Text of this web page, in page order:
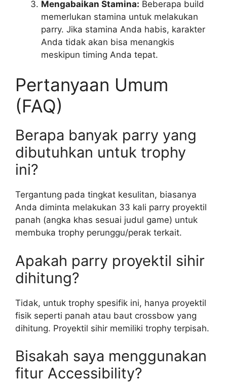
Mengabaikan Stamina: Beberapa build
memerlukan stamina untuk melakukan
parry. Jika stamina Anda habis, karakter
Anda tidak akan bisa menangkis
meskipun timing Anda tepat.
Pertanyaan Umum
(FAQ)
Berapa banyak parry yang
dibutuhkan untuk trophy
ini?
Tergantung pada tingkat kesulitan, biasanya
Anda diminta melakukan 33 kali parry proyektil
panah (angka khas sesuai judul game) untuk
membuka trophy perunggu/perak terkait.
Apakah parry proyektil sihir
dihitung?
Tidak, untuk trophy spesifik ini, hanya proyektil
fisik seperti panah atau baut crossbow yang
dihitung. Proyektil sihir memiliki trophy terpisah.
Bisakah saya menggunakan
fitur Accessibility?